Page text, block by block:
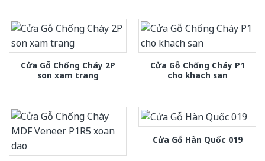
Cửa Gỗ Chống Cháy 2P
son xam trang
Cửa Gỗ Chống Cháy P1
cho khach san
Cửa Gỗ Hàn Quốc 019